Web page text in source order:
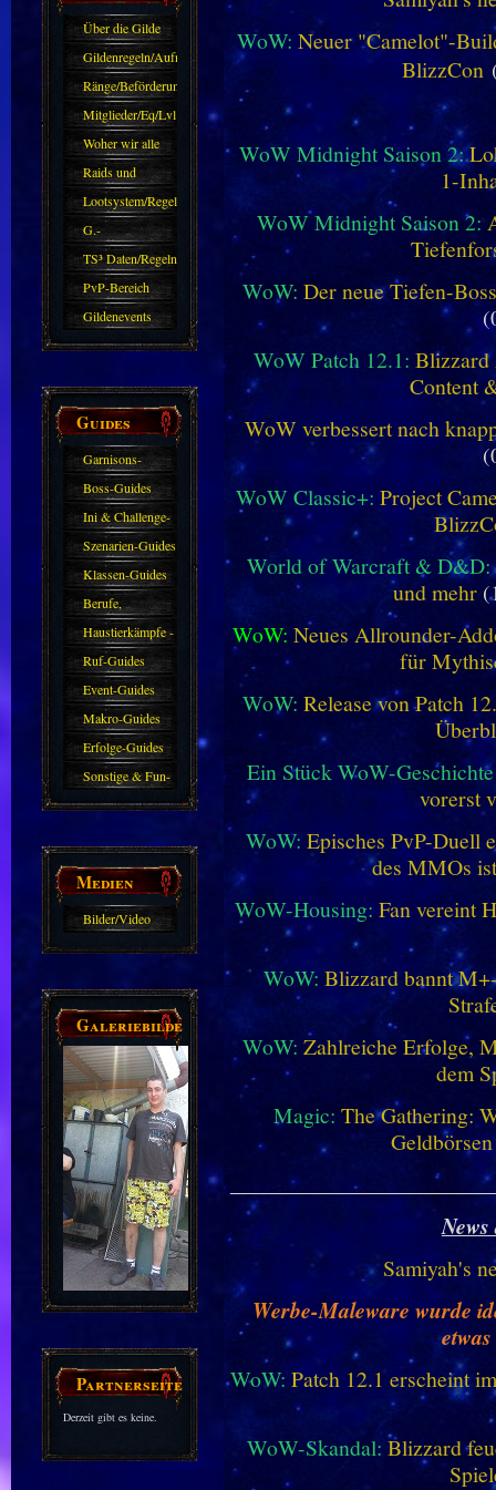
Über die Gilde
(DAW)
Gildenregeln/Aufnahme
Ränge/Beförderungen
Mitglieder/Eq/Lvl
Woher wir alle
kommen.
Raids und
Zubehör
Lootsystem/Regeln
G.-
Sparkasse/Goldleihen
TS³ Daten/Regeln
PvP-Bereich
Gildenevents
Guides
Garnisons-
Guides
Boss-Guides
Ini & Challenge-
Guides
Szenarien-Guides
Klassen-Guides
Berufe,
Farmkarten und
Haustiere
Haustierkämpfe -
Guide
Ruf-Guides
Event-Guides
Makro-Guides
Erfolge-Guides
Sonstige & Fun-
Guides
Medien
Bilder/Video
Galeriebilder
Partnerseiten
Derzeit gibt es keine.
WoW: Neuer "Camelot"-
BlizzCon
WoW Midnight Saison 2:
1-
WoW Midnight Saison 2:
WoW: Der neue Tiefen-
WoW Patch 12.1: Blizzard
Content
WoW verbessert nach
WoW Classic+: Project
World of Warcraft & D&D:
und mehr
WoW: Neues Allrounder-
für
WoW: Release von Patch
Ein Stück WoW-
vorerst
WoW: Episches PvP-Duell
des MMOs
WoW-Housing: Fan vereint
WoW:Blizzard bannt
WoW: Zahlreiche Erfolge,
dem
Magic: The Gathering:
Samiyah's
Werbe-Maleware wurde
WoW: Patch 12.1 erscheint
WoW-Skandal: Blizzard